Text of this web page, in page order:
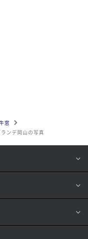
窓
ンデ岡山の写真